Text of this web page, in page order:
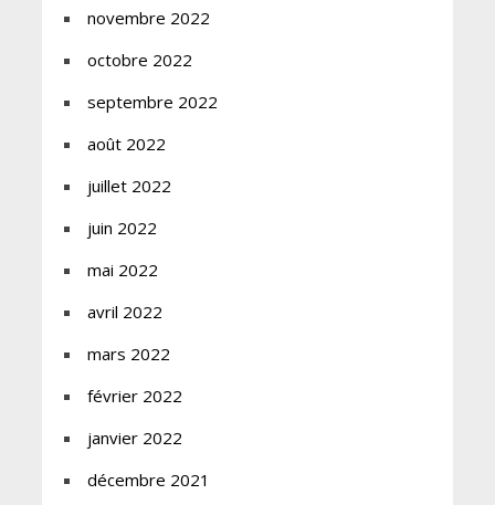
novembre 2022
octobre 2022
septembre 2022
août 2022
juillet 2022
juin 2022
mai 2022
avril 2022
mars 2022
février 2022
janvier 2022
décembre 2021